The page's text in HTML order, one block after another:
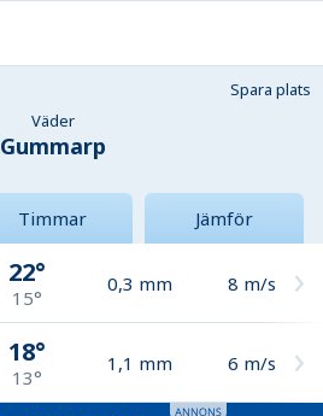
Spara plats
Väder
Gummarp
Timmar Jämför
22°
15°
0,3 mm 8 m/s
18°
13°
1,1 mm 6 m/s